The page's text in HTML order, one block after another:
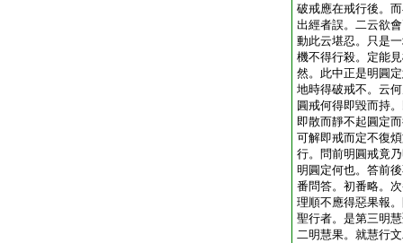
破戒應在戒行後。
出經者誤。二云欲
動此云堪忍。只是
機不得行殺。定能
然。此中正是明圓
地時得破戒不。云
圓戒何得即毀而持
即散而靜不起圓定
可解即戒而定不復
行。問前明圓戒竟
明圓定何也。答前
番問答。初番略。
理順不應得惡果報
聖行者。是第三明
二明慧果。就慧行